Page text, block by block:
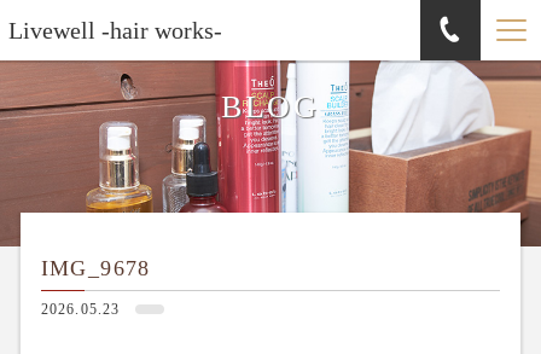
Livewell -hair works-
BLOG
IMG_9678
2026.05.23